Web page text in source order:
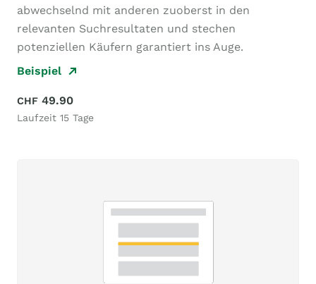
abwechselnd mit anderen zuoberst in den
relevanten Suchresultaten und stechen
potenziellen Käufern garantiert ins Auge.
Beispiel
CHF 49.90
Laufzeit 15 Tage